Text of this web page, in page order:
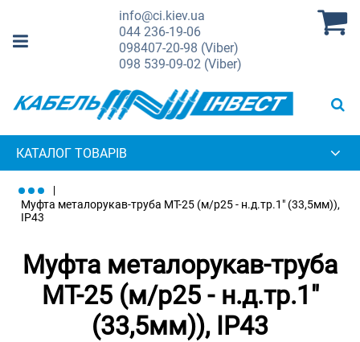
info@ci.kiev.ua
044236-19-06
098407-20-98 (Viber)
098 539-09-02 (Viber)
КАТАЛОГ ТОВАРІВ
Муфта металорукав-труба МТ-25 (м/р25 - н.д.тр.1" (33,5мм)),
IP43
Муфта металорукав-труба
МТ-25 (м/р25 - н.д.тр.1"
(33,5мм)), IP43